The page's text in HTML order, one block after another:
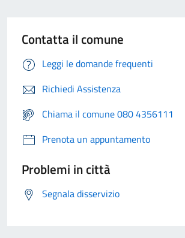
Contatta il comune
Leggi le domande frequenti
Richiedi Assistenza
Chiama il comune 080 4356111
Prenota un appuntamento
Problemi in città
Segnala disservizio